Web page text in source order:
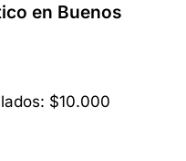
en Buenos
$10.000